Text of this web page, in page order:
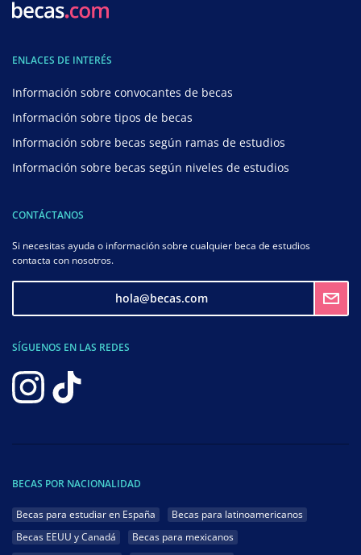
ENLACES DE INTERÉS
Información sobre convocantes de becas
Información sobre tipos de becas
Información sobre becas según ramas de estudios
Información sobre becas según niveles de estudios
CONTÁCTANOS
Si necesitas ayuda o información sobre cualquier beca de estudios
contacta con nosotros.
hola@becas.com
SÍGUENOS EN LAS REDES
BECAS POR NACIONALIDAD
Becas para estudiar en España
Becas para latinoamericanos
Becas EEUU y Canadá
Becas para mexicanos